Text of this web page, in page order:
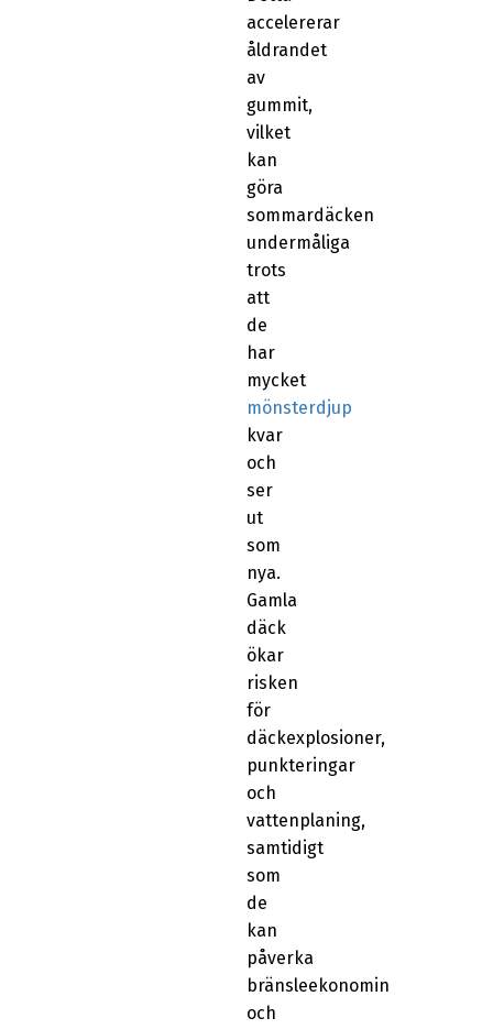
accelererar
åldrandet
av
gummit,
vilket
kan
göra
sommardäcken
undermåliga
trots
att
de
har
mycket
mönsterdjup
kvar
och
ser
ut
som
nya.
Gamla
däck
ökar
risken
för
däckexplosioner,
punkteringar
och
vattenplaning,
samtidigt
som
de
kan
påverka
bränsleekonomin
och